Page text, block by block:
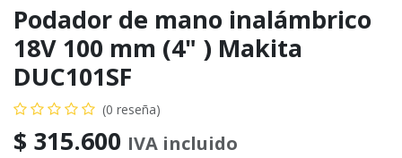
Podador de mano inalámbrico
18V 100 mm (4" ) Makita
DUC101SF
(0 reseña)
$ 315.600 IVA incluido